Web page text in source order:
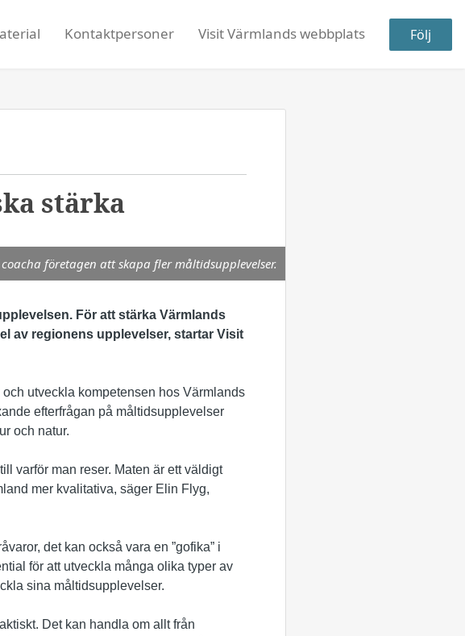
Kontaktpersoner Visit Värmlands webbplats Följ
stärka
företagen att skapa fler måltidsupplevelser.
För att stärka Värmlands
av regionens upplevelser, startar Visit
utveckla kompetensen hos Värmlands
efterfrågan på måltidsupplevelser
och natur.
varför man reser. Maten är ett väldigt
mer kvalitativa, säger Elin Flyg,
det kan också vara en ”gofika” i
för att utveckla många olika typer av
sina måltidsupplevelser.
Det kan handla om allt från